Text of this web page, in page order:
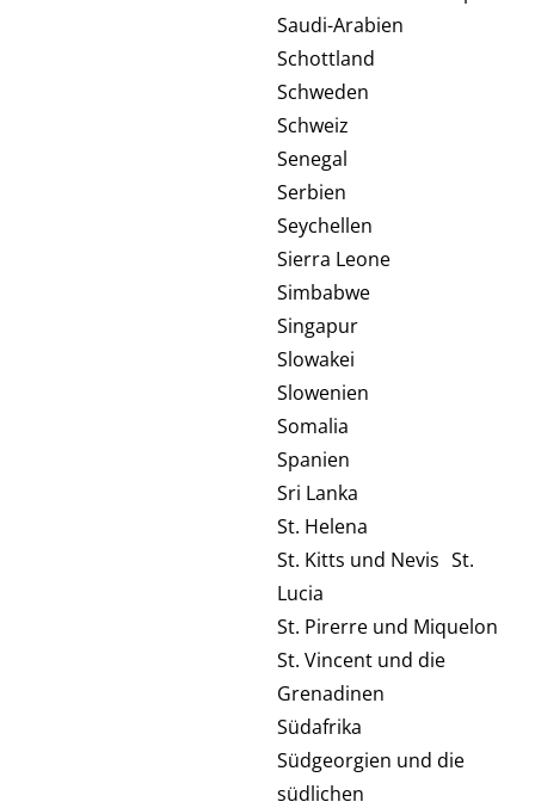
Saudi-Arabien
Schottland
Schweden
Schweiz
Senegal
Serbien
Seychellen
Sierra Leone
Simbabwe
Singapur
Slowakei
Slowenien
Somalia
Spanien
Sri Lanka
St. Helena
St. Kitts und Nevis St.
Lucia
St. Pirerre und Miquelon
St. Vincent und die
Grenadinen
Südafrika
Südgeorgien und die
südlichen